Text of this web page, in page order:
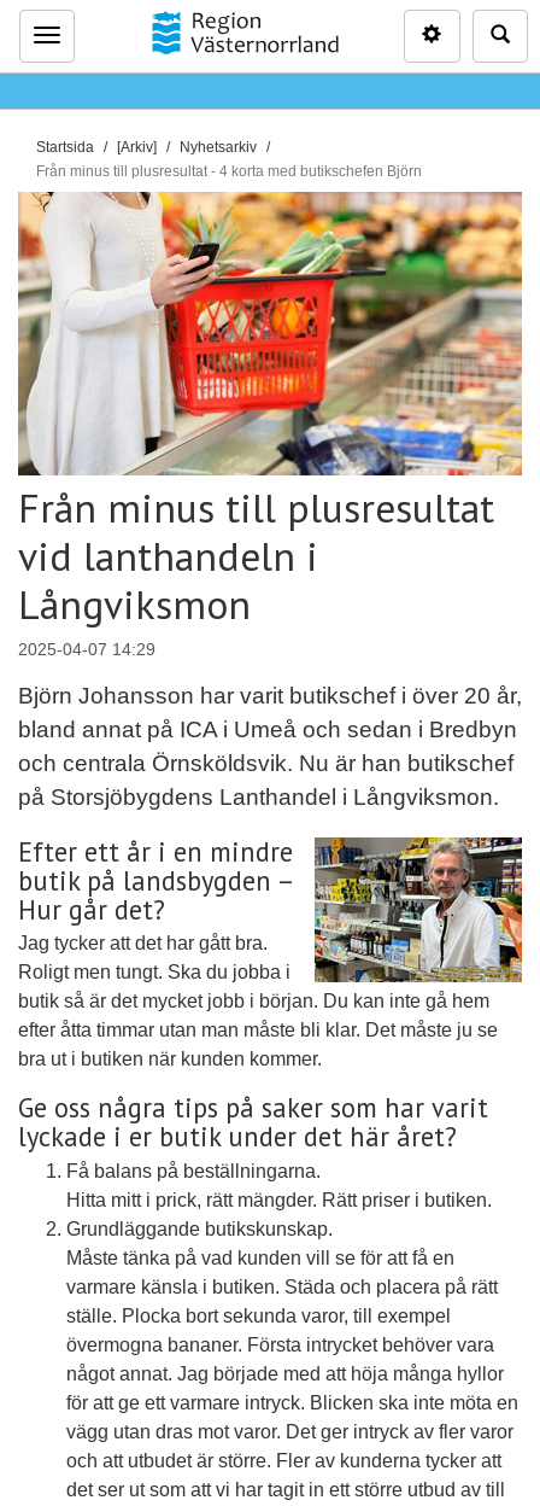
Meny
D
u
ä
r
h
ä
r
:
Startsida [Arkiv]
Nyhetsarkiv
Från minus till plusresultat - 4 korta med butikschefen Björn
Från minus till plusresultat
vid lanthandeln i
Långviksmon
2025-04-07 14:29
Björn Johansson har varit butikschef i över 20 år,
bland annat på ICA i Umeå och sedan i Bredbyn
och centrala Örnsköldsvik. Nu är han butikschef
på Storsjöbygdens Lanthandel i Långviksmon.
Efter ett år i en mindre
butik på landsbygden –
Hur går det?
Jag tycker att det har gått bra.
Roligt men tungt. Ska du jobba i
butik så är det mycket jobb i början. Du kan inte gå hem
efter åtta timmar utan man måste bli klar. Det måste ju se
bra ut i butiken när kunden kommer.
Ge oss några tips på saker som har varit
lyckade i er butik under det här året?
Få balans på beställningarna.
Hitta mitt i prick, rätt mängder. Rätt priser i butiken.
Grundläggande butikskunskap.
Måste tänka på vad kunden vill se för att få en
varmare känsla i butiken. Städa och placera på rätt
ställe. Plocka bort sekunda varor, till exempel
övermogna bananer. Första intrycket behöver vara
något annat. Jag började med att höja många hyllor
för att ge ett varmare intryck. Blicken ska inte möta en
vägg utan dras mot varor. Det ger intryck av fler varor
och att utbudet är större. Fler av kunderna tycker att
det ser ut som att vi har tagit in ett större utbud av till